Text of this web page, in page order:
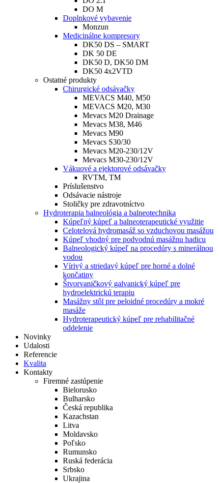
DO M
Doplnkové vybavenie
Monzun
Medicinálne kompresory
DK50 DS – SMART
DK 50 DE
DK50 D, DK50 DM
DK50 4x2VTD
Ostatné produkty
Chirurgické odsávačky
MEVACS M40, M50
MEVACS M20, M30
Mevacs M20 Drainage
Mevacs M38, M46
Mevacs M90
Mevacs S30/30
Mevacs M20-230/12V
Mevacs M30-230/12V
Vákuové a ejektorové odsávačky
RVTM, TM
Príslušenstvo
Odsávacie nástroje
Stoličky pre zdravotníctvo
Hydroterapia balneológia a balneotechnika
Kúpeľný kúpeľ a balneoterapeutické využitie
Celotelová hydromasáž so vzduchovou masážou
Kúpeľ vhodný pre podvodnú masážnu hadicu
Balneologický kúpeľ na procedúry s minerálnou
vodou
Vírivý a striedavý kúpeľ pre horné a dolné
končatiny
Štvorvaničkový galvanický kúpeľ pre
hydroelektrickú terapiu
Masážny stôl pre peloidné procedúry a mokré
masáže
Hydroterapeutický kúpeľ pre rehabilitačné
oddelenie
Novinky
Udalosti
Referencie
Kvalita
Kontakty
Firemné zastúpenie
Bielorusko
Bulharsko
Česká republika
Kazachstan
Litva
Moldavsko
Poľsko
Rumunsko
Ruská federácia
Srbsko
Ukrajina